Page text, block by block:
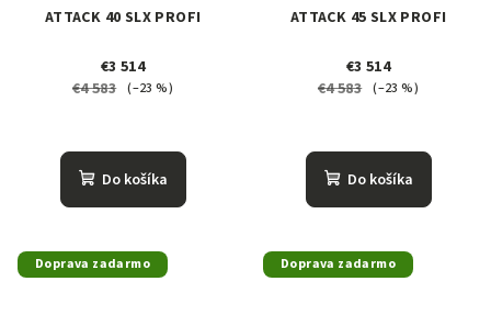
ATTACK 40 SLX PROFI
€3 514
€4 583 (–23 %)
Do košíka
ATTACK 45 SLX PROFI
€3 514
€4 583 (–23 %)
Do košíka
Doprava zadarmo Doprava zadarmo